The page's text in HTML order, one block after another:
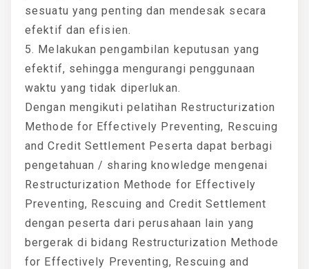
sesuatu yang penting dan mendesak secara
efektif dan efisien.
5. Melakukan pengambilan keputusan yang
efektif, sehingga mengurangi penggunaan
waktu yang tidak diperlukan.
Dengan mengikuti pelatihan Restructurization
Methode for Effectively Preventing, Rescuing
and Credit Settlement Peserta dapat berbagi
pengetahuan / sharing knowledge mengenai
Restructurization Methode for Effectively
Preventing, Rescuing and Credit Settlement
dengan peserta dari perusahaan lain yang
bergerak di bidang Restructurization Methode
for Effectively Preventing, Rescuing and